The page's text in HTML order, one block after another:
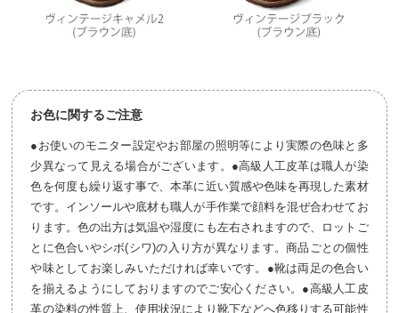
お色に関するご注意
●お使いのモニター設定やお部屋の照明等により実際の色味と多
少異なって見える場合がございます。●高級人工皮革は職人が染
色を何度も繰り返す事で、本革に近い質感や色味を再現した素材
です。インソールや底材も職人が手作業で顔料を混ぜ合わせてお
ります。色の出方は気温や湿度にも左右されますので、ロットご
とに色合いやシボ(シワ)の入り方が異なります。商品ごとの個性
や味としてお楽しみいただければ幸いです。●靴は両足の色合い
を揃えるようにしておりますのでご安心ください。●高級人工皮
革の染料の性質上、使用状況により靴下などへ色移りする可能性